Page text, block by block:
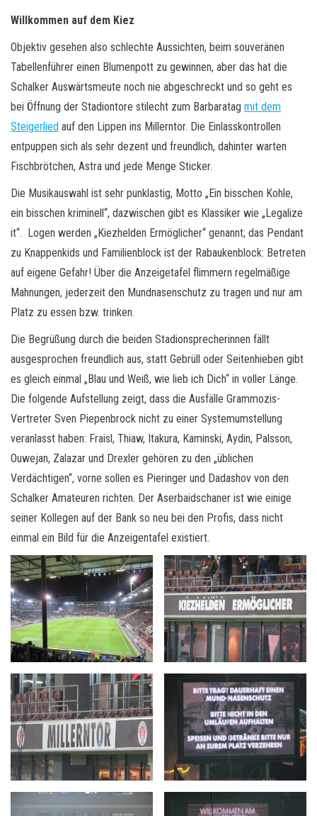
Willkommen auf dem Kiez
Objektiv gesehen also schlechte Aussichten, beim souveränen
Tabellenführer einen Blumenpott zu gewinnen, aber das hat die
Schalker Auswärtsmeute noch nie abgeschreckt und so geht es
bei Öffnung der Stadiontore stilecht zum Barbaratag mit dem
Steigerlied auf den Lippen ins Millerntor. Die Einlasskontrollen
entpuppen sich als sehr dezent und freundlich, dahinter warten
Fischbrötchen, Astra und jede Menge Sticker.
Die Musikauswahl ist sehr punklastig, Motto „Ein bisschen Kohle,
ein bisschen kriminell“, dazwischen gibt es Klassiker wie „Legalize
it“. Logen werden „Kiezhelden Ermöglicher“ genannt; das Pendant
zu Knappenkids und Familienblock ist der Rabaukenblock: Betreten
auf eigene Gefahr! Über die Anzeigetafel flimmern regelmäßige
Mahnungen, jederzeit den Mundnasenschutz zu tragen und nur am
Platz zu essen bzw. trinken.
Die Begrüßung durch die beiden Stadionsprecherinnen fällt
ausgesprochen freundlich aus, statt Gebrüll oder Seitenhieben gibt
es gleich einmal „Blau und Weiß, wie lieb ich Dich“ in voller Länge.
Die folgende Aufstellung zeigt, dass die Ausfälle Grammozis-
Vertreter Sven Piepenbrock nicht zu einer Systemumstellung
veranlasst haben: Fraisl, Thiaw, Itakura, Kaminski, Aydin, Palsson,
Ouwejan, Zalazar und Drexler gehören zu den „üblichen
Verdächtigen“, vorne sollen es Pieringer und Dadashov von den
Schalker Amateuren richten. Der Aserbaidschaner ist wie einige
seiner Kollegen auf der Bank so neu bei den Profis, dass nicht
einmal ein Bild für die Anzeigentafel existiert.